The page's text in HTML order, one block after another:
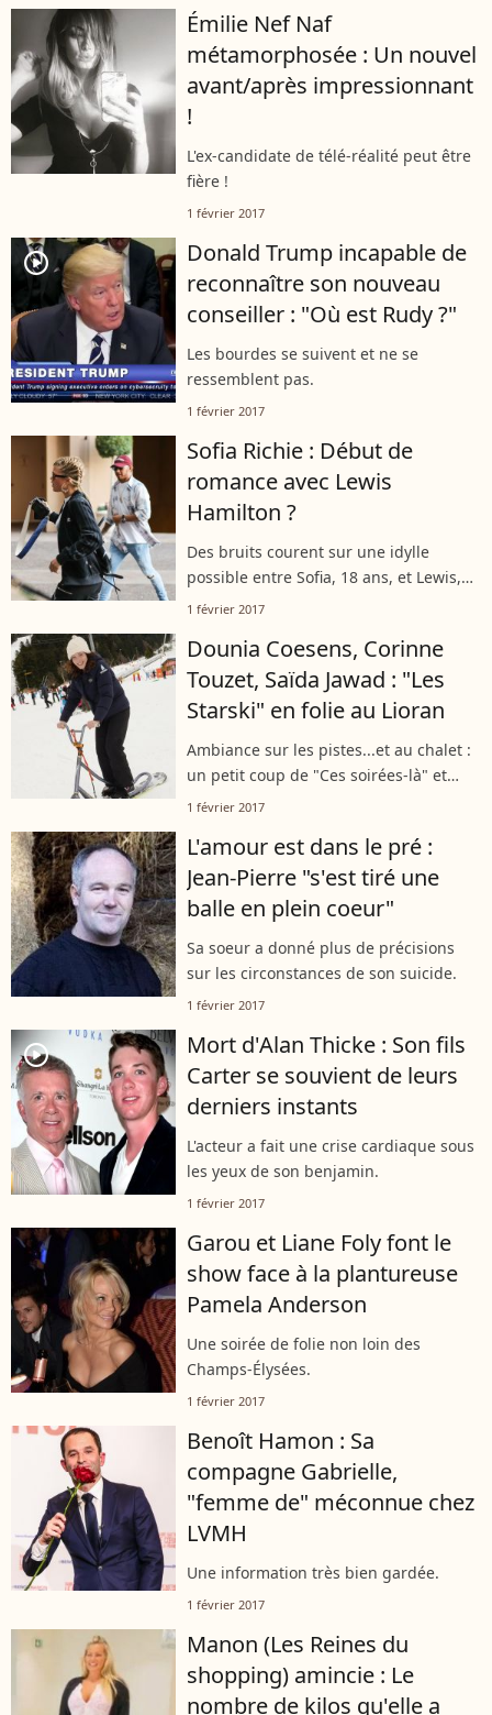
Émilie Nef Naf
métamorphosée : Un nouvel
avant/après impressionnant
!
L'ex-candidate de télé-réalité peut être
fière !
1 février 2017
player2
Donald Trump incapable de
reconnaître son nouveau
conseiller : "Où est Rudy ?"
Les bourdes se suivent et ne se
ressemblent pas.
1 février 2017
Sofia Richie : Début de
romance avec Lewis
Hamilton ?
Des bruits courent sur une idylle
possible entre Sofia, 18 ans, et Lewis,
32 ans...
1 février 2017
Dounia Coesens, Corinne
Touzet, Saïda Jawad : "Les
Starski" en folie au Lioran
Ambiance sur les pistes...et au chalet :
un petit coup de "Ces soirées-là" et
c'est parti !
1 février 2017
L'amour est dans le pré :
Jean-Pierre "s'est tiré une
balle en plein coeur"
Sa soeur a donné plus de précisions
sur les circonstances de son suicide.
1 février 2017
player2
Mort d'Alan Thicke : Son fils
Carter se souvient de leurs
derniers instants
L'acteur a fait une crise cardiaque sous
les yeux de son benjamin.
1 février 2017
Garou et Liane Foly font le
show face à la plantureuse
Pamela Anderson
Une soirée de folie non loin des
Champs-Élysées.
1 février 2017
Benoît Hamon : Sa
compagne Gabrielle,
"femme de" méconnue chez
LVMH
Une information très bien gardée.
1 février 2017
Manon (Les Reines du
shopping) amincie : Le
nombre de kilos qu'elle a